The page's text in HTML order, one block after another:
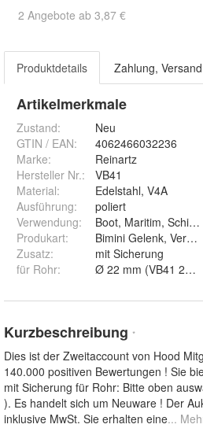
2 Angebote ab 3,87 €
Produktdetails Zahlung,
Artikelmerkmale
Zustand:
Neu
GTIN / EAN:
4062466032236
Marke:
Reinartz
Hersteller Nr.:
VB41
Material:
Edelstahl, V4A
Ausführung:
poliert
Verwendung:
Boot, Maritim, Schiff,
Produkart:
Bimini Gelenk,
Zusatz:
mit Sicherung
für Rohr:
Kurzbeschreibung *
Dies ist der Zweitaccount von Hood
140.000 positiven Bewertungen ! Sie
mit Sicherung für Rohr: Bitte oben
). Es handelt sich um Neuware ! Der
inklusive MwSt. Sie erhalten eine...